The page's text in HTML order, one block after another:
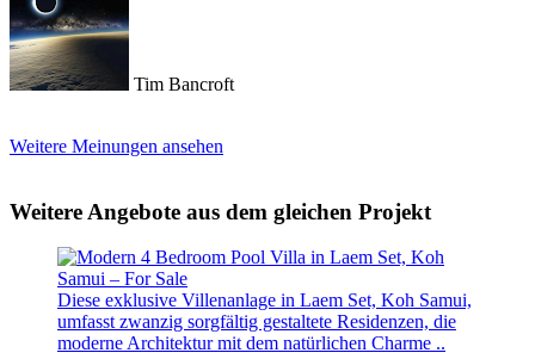
Tim Bancroft
Weitere Meinungen ansehen
Weitere Angebote aus dem gleichen Projekt
Diese exklusive Villenanlage in Laem Set, Koh Samui,
umfasst zwanzig sorgfältig gestaltete Residenzen, die
moderne Architektur mit dem natürlichen Charme ..